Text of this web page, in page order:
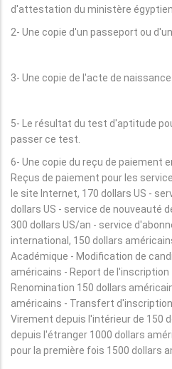
d'attestation du ministère
2- Une copie d'un passeport ou
3- Une copie de l'acte de naissance
5- Le résultat du test d'aptitude
passer ce test.
6- Une copie du reçu de paiement
Reçus de paiement pour les
le site Internet, 170 dollars US -
dollars US - service de nouveauté
300 dollars US/an - service
international, 150 dollars
Académique - Modification de
américains - Report de
Renomination 150 dollars
américains - Transfert
Virement depuis l'intérieur de 150
depuis l'étranger 1000 dollars
pour la première fois 1500 dollars